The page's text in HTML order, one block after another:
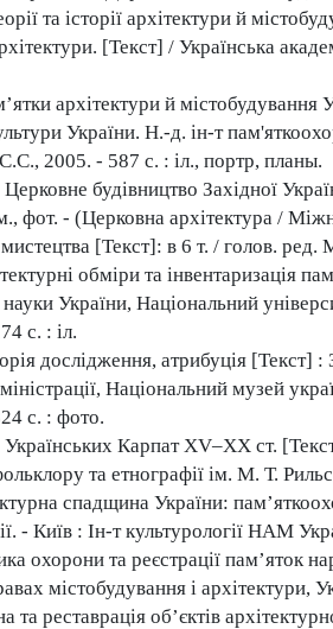
та історії архітектури й
[Текст] / Українська
архітектури й
України. Н.-д. ін-т
2005. - 587 с. : іл., портр, планы.
будівництво Західної
фот. - (Церковна архітектура /
мистецтва [Текст]: в 6 т. / голов.
обміри та інвентаризація
України, Національний
с. : іл.
дослідження, атрибуція [Текст]
Національний музей
с. : фото.
Українських Карпат XV–XX ст.
та етнографії ім. М. Т.
спадщина України:
- Київ : Ін-т культурології НАМ
охорони та реєстрації пам’яток
містобудування і архітектури,
реставрація об’єктів